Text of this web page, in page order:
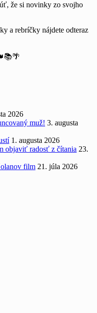
že si novinky zo svojho
a rebríčky nájdete odteraz
2026
muž! 3. augusta
1. augusta 2026
objaviť radosť z čítania 23.
film 21. júla 2026